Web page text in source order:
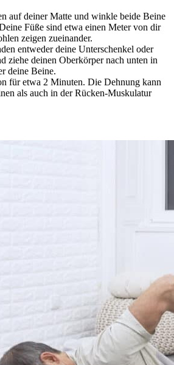
auf deiner Matte und winkle beide Beine
Füße sind etwa einen Meter von dir
zeigen zueinander.
entweder deine Unterschenkel oder
ziehe deinen Oberkörper nach unten in
deine Beine.
für etwa 2 Minuten. Die Dehnung kann
als auch in der Rücken-Muskulatur